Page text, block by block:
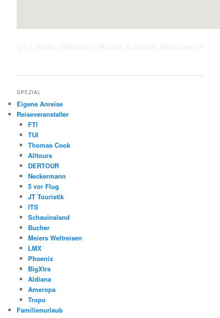
SPEZIAL
Eigene Anreise
Reiseveranstalter
FTI
TUI
Thomas Cook
Alltours
DERTOUR
Neckermann
5 vor Flug
JT Touristik
ITS
Schauinsland
Bucher
Meiers Weltreisen
LMX
Phoenix
BigXtra
Aldiana
Ameropa
Tropo
Familienurlaub